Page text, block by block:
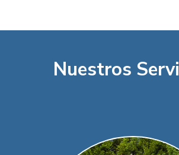
Nuestros